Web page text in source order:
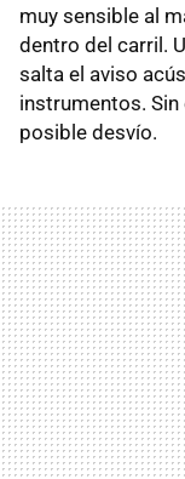
muy sensible al
dentro del carril.
salta el aviso
instrumentos.
posible desvío.